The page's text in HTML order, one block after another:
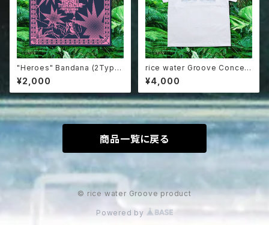
"Heroes" Bandana (2Type
s)
¥2,000
rice water Groove Concep
t Car Tee
¥4,000
商品一覧に戻る
© rice water Groove product
Powered by